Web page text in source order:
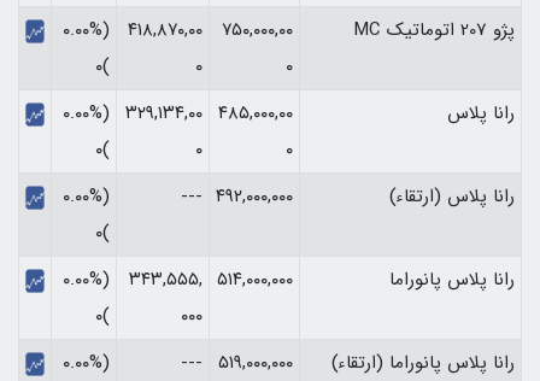
پژو 207 اتوماتیک MC
۷۵۰,۰۰۰,۰۰
۰
۴۱۸,۸۷۰,۰۰
۰
(۰.۰۰%
)۰
رانا پلاس
۴۸۵,۰۰۰,۰۰
۰
۳۲۹,۱۳۴,۰۰
۰
(۰.۰۰%
)۰
رانا پلاس (ارتقاء)
۴۹۲,۰۰۰,۰۰۰ ---
(۰.۰۰%
)۰
رانا پلاس پانوراما
۵۱۴,۰۰۰,۰۰۰ ۳۴۳,۵۵۵,
۰۰۰
(۰.۰۰%
)۰
رانا پلاس پانوراما (ارتقاء)
۵۱۹,۰۰۰,۰۰۰ ---
(۰.۰۰%